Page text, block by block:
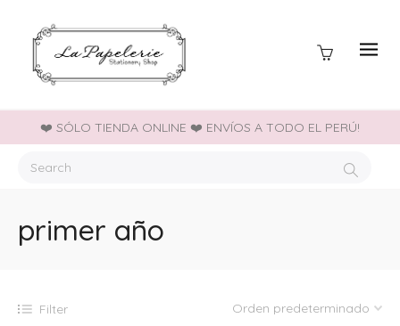
❤️ SÓLO TIENDA ONLINE ❤️ ENVÍOS A TODO EL PERÚ!
primer año
Filter